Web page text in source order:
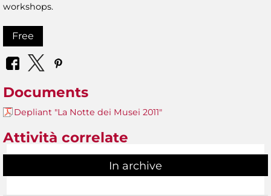
workshops.
Free
Documents
Depliant "La Notte dei Musei 2011"
Attività correlate
In archive